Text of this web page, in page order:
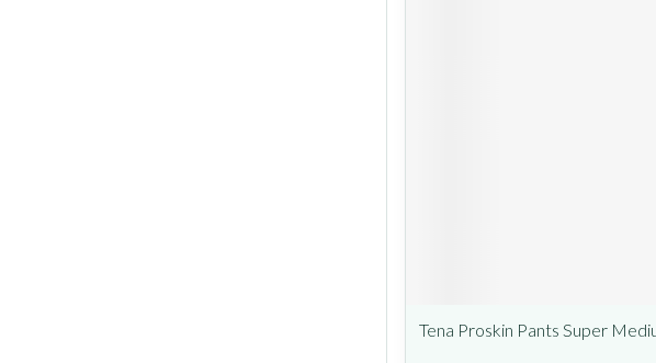
Tena Proskin Pants Super